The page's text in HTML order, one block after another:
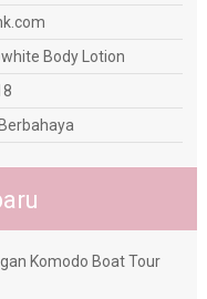
Body Lotion
Komodo Boat Tour